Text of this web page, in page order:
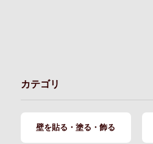
カテゴリ
壁を貼る・塗る・飾る